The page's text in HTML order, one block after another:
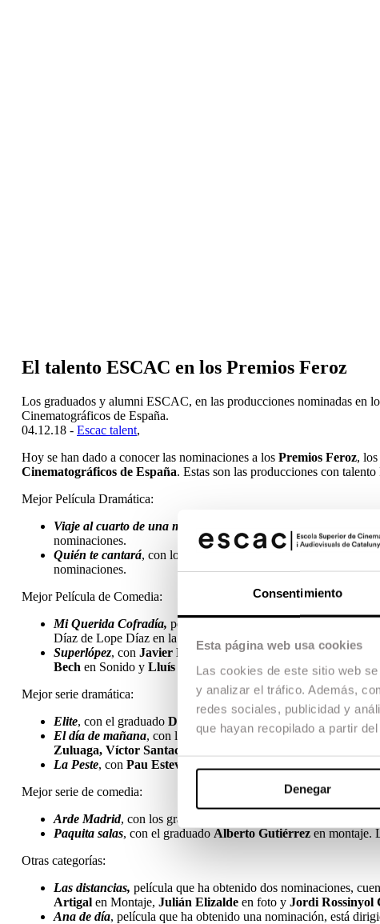
Consentimiento
Esta página web usa cookies
Las cookies de este sitio web
y analizar el tráfico. Además,
redes sociales, publicidad y
que hayan recopilado a partir
Denegar
El talento ESCAC en los Premios Feroz
Los graduados y alumni ESCAC, en las producciones nominadas en
Cinematográficos de España.
04.12.18 - Escac talent,
Hoy se han dado a conocer las nominaciones a los Premios Feroz,
Cinematográficos de España. Estas son las producciones con
Mejor Película Dramática:
Viaje al cuarto de una madre
nominaciones.
Quién te cantará, con los graduados Edu Grau
nominaciones.
Mejor Película de Comedia:
Mi Querida Cofradía, película surgida de la anterior edición
Díaz de Lope Díaz en la dirección y el equipo formado por
Superlópez, con Javier Ruiz Calderaen la dirección,Arnau
Bech en Sonido y Lluís Castells, Lluís Rivera y Laura de
Mejor serie dramática:
Elite, con el graduado Dani de la Orden en la dirección y el
El día de mañana, con los graduadosMarc Gómez del Moral
Zuluaga, Víctor Santacana, Carla Riera, Elisabeth Martí y
La Peste, con Pau Esteve Birba
Mejor serie de comedia:
Arde Madrid, con los graduados
Paquita salas, con el graduado Alberto Gutiérrez en montaje.
Otras categorías:
Las distancias, película que ha obtenido dos nominaciones,
Artigal en Montaje, Julián Elizalde en foto y Jordi Rossinyol
Ana de día, película que ha obtenido una nominación, está